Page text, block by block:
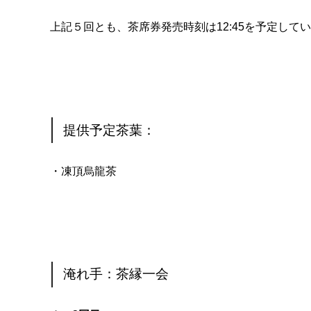
上記５回とも、茶席券発売時刻は12:45を予定して
提供予定茶葉：
・凍頂烏龍茶
淹れ手：茶縁一会